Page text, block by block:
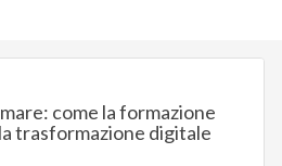
come la formazione
trasformazione digitale